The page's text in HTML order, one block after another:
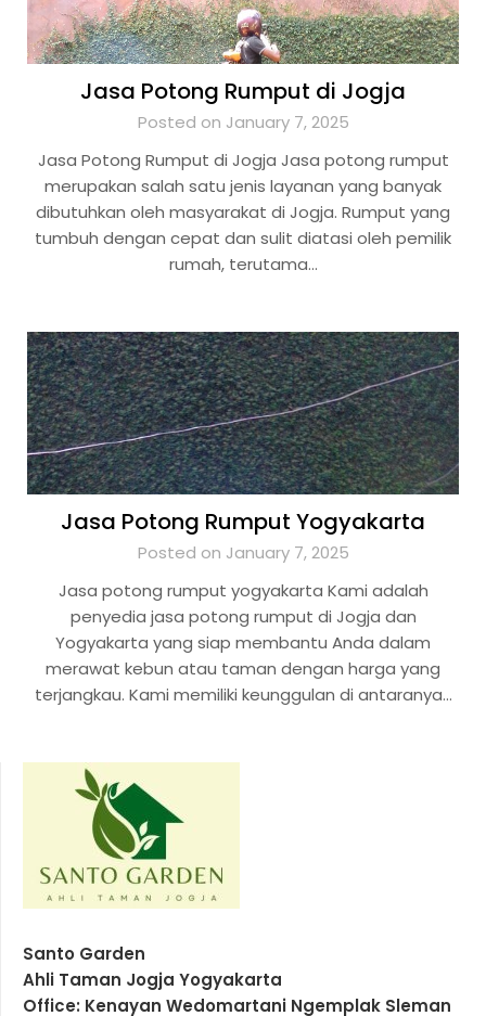
Jasa Potong Rumput di Jogja
Posted on January 7, 2025
Jasa Potong Rumput di Jogja Jasa potong rumput
merupakan salah satu jenis layanan yang banyak
dibutuhkan oleh masyarakat di Jogja. Rumput yang
tumbuh dengan cepat dan sulit diatasi oleh pemilik
rumah, terutama…
Jasa Potong Rumput Yogyakarta
Posted on January 7, 2025
Jasa potong rumput yogyakarta Kami adalah
penyedia jasa potong rumput di Jogja dan
Yogyakarta yang siap membantu Anda dalam
merawat kebun atau taman dengan harga yang
terjangkau. Kami memiliki keunggulan di antaranya…
Santo Garden
Ahli Taman Jogja Yogyakarta
Office: Kenayan Wedomartani Ngemplak Sleman